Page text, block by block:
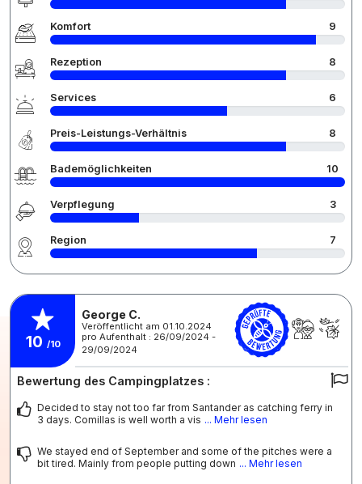
Komfort 9
Rezeption 8
Services 6
Preis-Leistungs-Verhältnis 8
Bademöglichkeiten 10
Verpflegung 3
Region 7
10 /10
George C.
Veröffentlicht am 01.10.2024
pro Aufenthalt : 26/09/2024 -
29/09/2024
Bewertung des Campingplatzes :
Decided to stay not too far from Santander as catching ferry in
3 days. Comillas is well worth a vis ... Mehr lesen
We stayed end of September and some of the pitches were a
bit tired. Mainly from people putting down ... Mehr lesen